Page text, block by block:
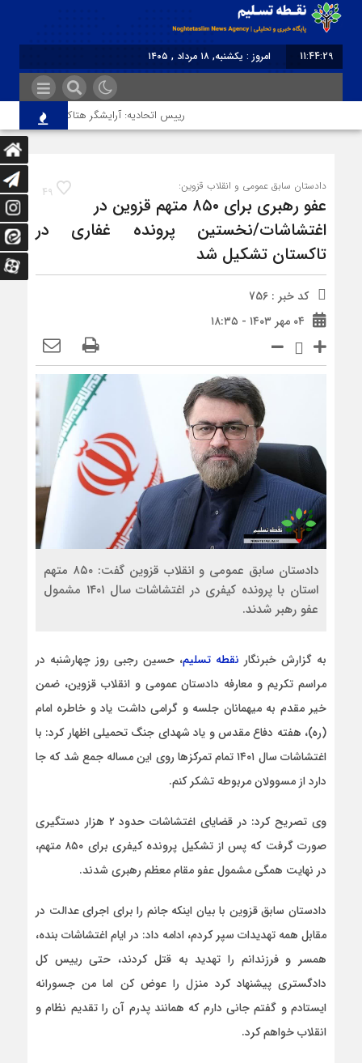
11:44:29
امروز : یکشنبه, ۱۸ مرداد , ۱۴۰۵
رییس اتحادیه: آرایشگر هتاک در قزوین عضو
49 دادستان سابق عمومی و انقلاب قزوین:
عفو رهبری برای ۸۵۰ متهم قزوین در
اغتشاشات/نخستین پرونده غفاری در
تاکستان تشکیل شد
کد خبر : 756
۰۴ مهر ۱۴۰۳ - ۱۸:۳۵
دادستان سابق عمومی و انقلاب قزوین گفت: ۸۵۰ متهم
استان با پرونده کیفری در اغتشاشات سال ۱۴۰۱ مشمول
عفو رهبر شدند.
به گزارش خبرنگار نقطه تسلیم، حسین رجبی روز چهارشنبه در
مراسم تکریم و معارفه دادستان عمومی و انقلاب قزوین، ضمن
خیر مقدم به میهمانان جلسه و گرامی داشت یاد و خاطره امام
(ره)، هفته دفاع مقدس و یاد شهدای جنگ تحمیلی اظهار کرد: با
اغتشاشات سال ۱۴۰۱ تمام تمرکزها روی این مساله جمع شد که جا
دارد از مسوولان مربوطه تشکر کنم.
وی تصریح کرد: در قضایای اغتشاشات حدود ۲ هزار دستگیری
صورت گرفت که پس از تشکیل پرونده کیفری برای ۸۵۰ متهم،
در نهایت همگی مشمول عفو مقام معظم رهبری شدند.
دادستان سابق قزوین با بیان اینکه جانم را برای اجرای عدالت در
مقابل همه تهدیدات سپر کردم، ادامه داد: در ایام اغتشاشات بنده،
همسر و فرزندانم را تهدید به قتل کردند، حتی رییس کل
دادگستری پیشنهاد کرد منزل را عوض کن اما من جسورانه
ایستادم و گفتم جانی دارم که همانند پدرم آن را تقدیم نظام و
انقلاب خواهم کرد.